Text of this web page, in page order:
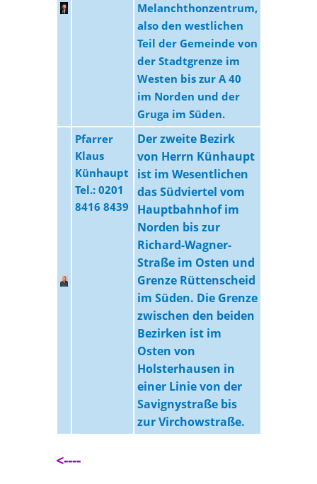
Melanchthonzentrum,
also den westlichen
Teil der Gemeinde von
der Stadtgrenze im
Westen bis zur A 40
im Norden und der
Gruga im Süden.
Pfarrer
Klaus
Künhaupt
Tel.: 0201
8416 8439
Der zweite Bezirk
von Herrn Künhaupt
ist im Wesentlichen
das Südviertel vom
Hauptbahnhof im
Norden bis zur
Richard-Wagner-
Straße im Osten und
Grenze Rüttenscheid
im Süden. Die Grenze
zwischen den beiden
Bezirken ist im
Osten von
Holsterhausen in
einer Linie von der
Savignystraße bis
zur Virchowstraße.
<----